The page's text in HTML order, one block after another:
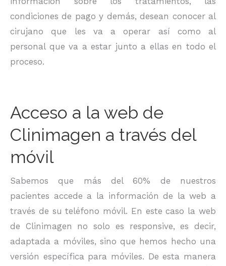
condiciones de pago y demás, desean conocer al
cirujano que les va a operar así como al
personal que va a estar junto a ellas en todo el
proceso.
Acceso a la web de
Clinimagen a través del
móvil
Sabemos que más del 60% de nuestros
pacientes accede a la información de la web a
través de su teléfono móvil. En este caso la web
de Clinimagen no solo es responsive, es decir,
adaptada a móviles, sino que hemos hecho una
versión específica para móviles. De esta manera